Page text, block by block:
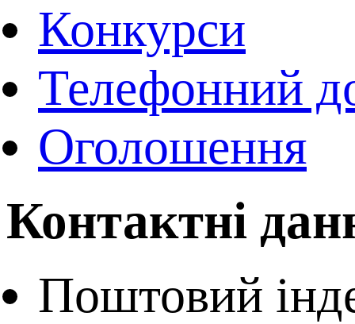
Конкурси
Телефонний
Оголошення
Контактні
Поштовий